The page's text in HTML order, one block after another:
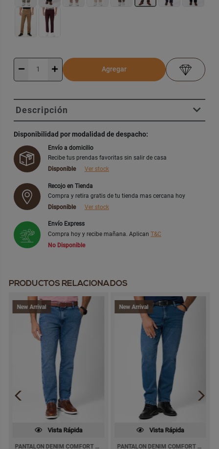
Agregar
Descripción
Disponibilidad por modalidad de despacho:
Envío a domicilio
Recibe tus prendas favoritas sin salir de casa
Disponible
Ver stock
Recojo en Tienda
Compra y retira gratis de tu tienda mas cercana hoy
Disponible
Ver stock
Envío Express
Compra hoy y recibe mañana. Aplican T&C
No Disponible
PRODUCTOS RELACIONADOS
New Arrival
Vista Rápida
PANTALON DENIM COMFORT PAUL JEANS SEMI PITILLO
New Arrival
Vista Rápida
PANTALON DENIM COMFORT KHURBEL SEMI PITILLO